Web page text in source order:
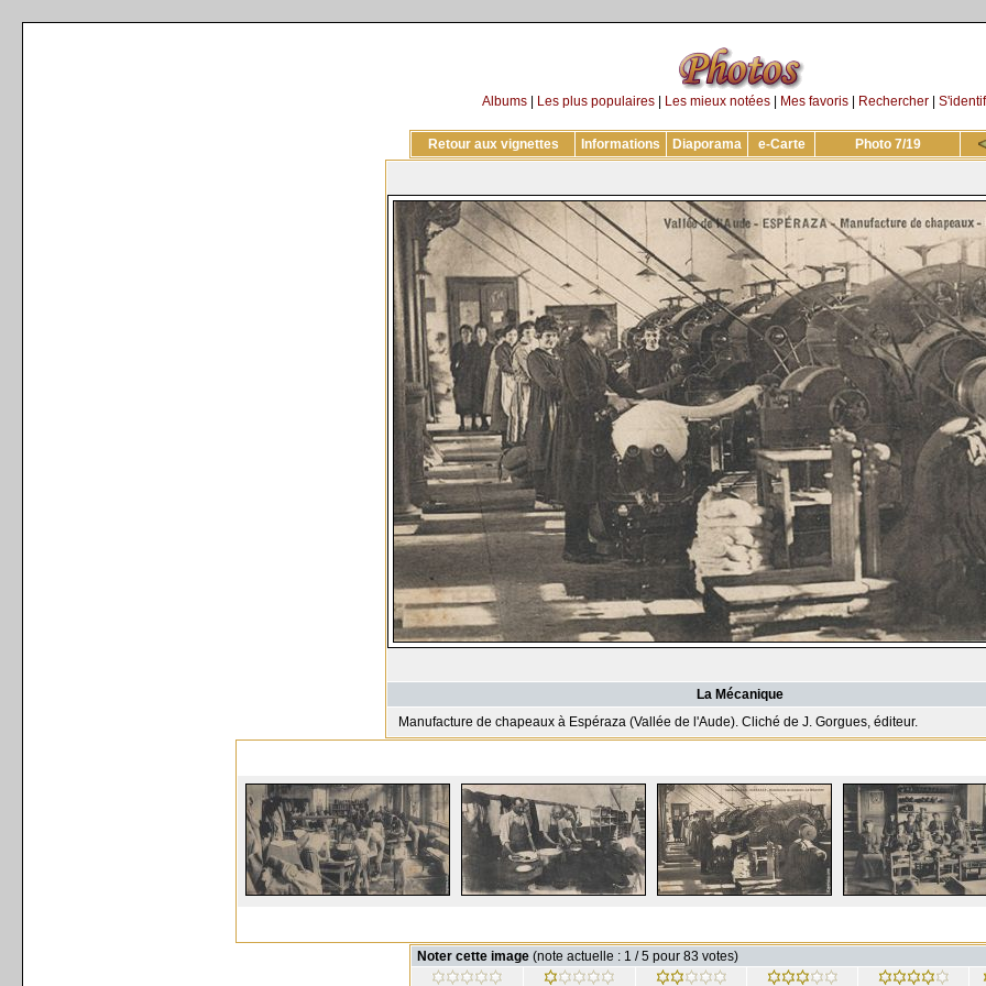
Albums| Les plus populaires| Les mieux notées| Mes favoris| Rechercher|
Retour aux vignettes Informations Diaporama e-Carte Photo 7/19
La Mécanique
Manufacture de chapeaux à Espéraza (Vallée de l'Aude). Cliché de J. Gorgues, éditeur.
Noter cette image (note actuelle : 1 / 5 pour 83 votes)